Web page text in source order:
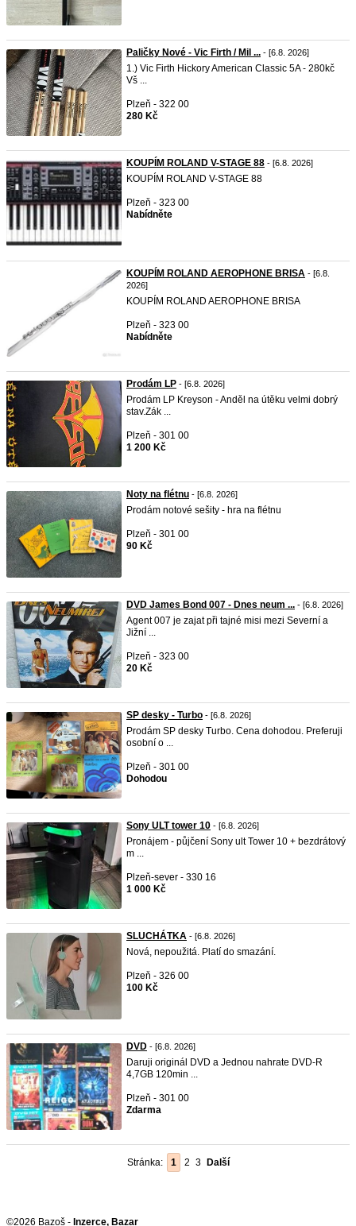
Paličky Nové - Vic Firth / Mil ... - [6.8. 2026]
1.) Vic Firth Hickory American Classic 5A - 280kč
Vš ...
Plzeň - 322 00
280 Kč
KOUPÍM ROLAND V-STAGE 88 - [6.8. 2026]
KOUPÍM ROLAND V-STAGE 88
Plzeň - 323 00
Nabídněte
KOUPÍM ROLAND AEROPHONE BRISA - [6.8.
2026]
KOUPÍM ROLAND AEROPHONE BRISA
Plzeň - 323 00
Nabídněte
Prodám LP - [6.8. 2026]
Prodám LP Kreyson - Anděl na útěku velmi dobrý
stav.Zák ...
Plzeň - 301 00
1 200 Kč
Noty na flétnu - [6.8. 2026]
Prodám notové sešity - hra na flétnu
Plzeň - 301 00
90 Kč
DVD James Bond 007 - Dnes neum ... - [6.8. 2026]
Agent 007 je zajat při tajné misi mezi Severní a
Jižní ...
Plzeň - 323 00
20 Kč
SP desky - Turbo - [6.8. 2026]
Prodám SP desky Turbo. Cena dohodou. Preferuji
osobní o ...
Plzeň - 301 00
Dohodou
Sony ULT tower 10 - [6.8. 2026]
Pronájem - půjčení Sony ult Tower 10 + bezdrátový
m ...
Plzeň-sever - 330 16
1 000 Kč
SLUCHÁTKA - [6.8. 2026]
Nová, nepoužitá. Platí do smazání.
Plzeň - 326 00
100 Kč
DVD - [6.8. 2026]
Daruji originál DVD a Jednou nahrate DVD-R
4,7GB 120min ...
Plzeň - 301 00
Zdarma
Stránka: 1 2 3 Další
©2026 Bazoš - Inzerce, Bazar